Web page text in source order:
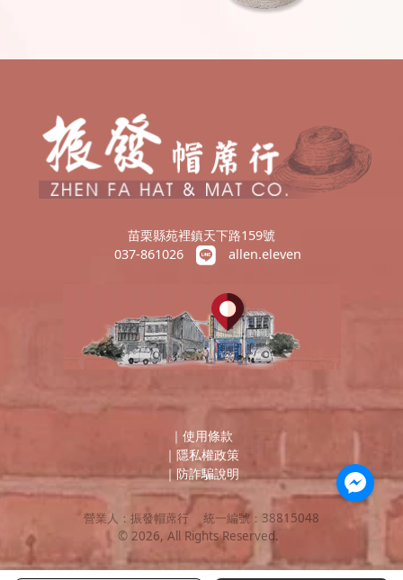
苗栗縣苑裡鎮天下路159號
037-861026
allen.eleven
｜ 使用條款
｜ 隱私權政策
｜防詐騙說明
營業人： 振發帽蓆行 統一編號： 38815048
© 2026, All Rights Reserved.